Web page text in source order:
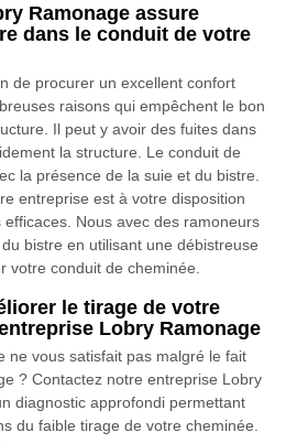
Ramonage assure
dans le conduit de votre
de procurer un excellent confort
raisons qui empêchent le bon
Il peut y avoir des fuites dans
la structure. Le conduit de
la présence de la suie et du bistre.
entreprise est à votre disposition
Nous avec des ramoneurs
bistre en utilisant une débistreuse
votre conduit de cheminée.
le tirage de votre
Lobry Ramonage
ne vous satisfait pas malgré le fait
? Contactez notre entreprise Lobry
diagnostic approfondi permettant
du faible tirage de votre cheminée.